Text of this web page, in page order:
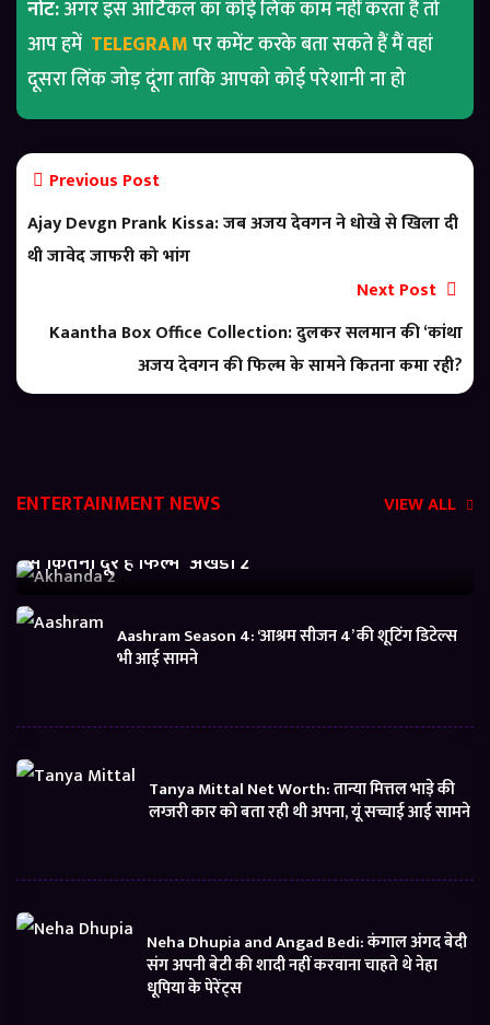
नोट:अगर इस आर्टिकल का कोई लिंक काम नहीं करता है तो
आप हमें TELEGRAMपर कमेंट करके बता सकते हैं मैं वहां
दूसरा लिंक जोड़ दूंगा ताकि आपको कोई परेशानी ना हो
Previous Post
Ajay Devgn Prank Kissa: जब अजय देवगन ने धोखे से खिला दी
थी जावेद जाफरी को भांग
Next Post
Kaantha Box Office Collection: दुलकर सलमान की ‘कांथा
अजय देवगन की फिल्म के सामने कितना कमा रही?
ENTERTAINMENT NEWS VIEW ALL
से कितनी दूर है फिल्म ‘अखंडा 2’
Aashram Season 4: ‘आश्रम सीजन 4’ की शूटिंग डिटेल्स
भी आई सामने
Tanya Mittal Net Worth: तान्या मित्तल भाड़े की
लग्जरी कार को बता रही थी अपना, यूं सच्चाई आई सामने
Neha Dhupia and Angad Bedi: कंगाल अंगद बेदी
संग अपनी बेटी की शादी नहीं करवाना चाहते थे नेहा
धूपिया के पेरेंट्स